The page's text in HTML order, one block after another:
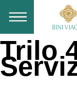
Trilo